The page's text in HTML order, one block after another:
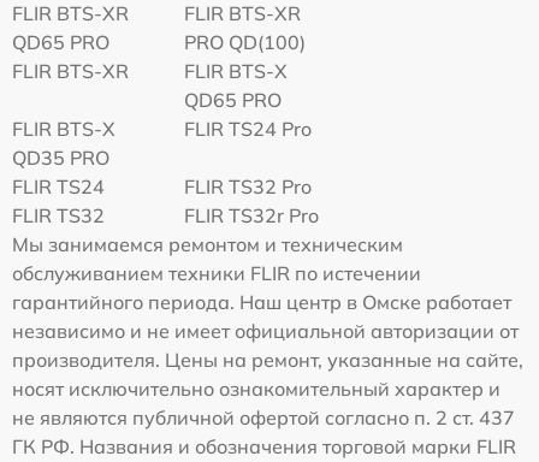
FLIR BTS-XR
QD65 PRO
FLIR BTS-XR
PRO QD(100)
FLIR BTS-XR
FLIR BTS-X
QD65 PRO
FLIR BTS-X
QD35 PRO
FLIR TS24 Pro
FLIR TS24
FLIR TS32 Pro
FLIR TS32
FLIR TS32r Pro
Мы занимаемся ремонтом и техническим
обслуживанием техники FLIR по истечении
гарантийного периода. Наш центр в Омске работает
независимо и не имеет официальной авторизации от
производителя. Цены на ремонт, указанные на сайте,
носят исключительно ознакомительный характер и
не являются публичной офертой согласно п. 2 ст. 437
ГК РФ. Названия и обозначения торговой марки FLIR